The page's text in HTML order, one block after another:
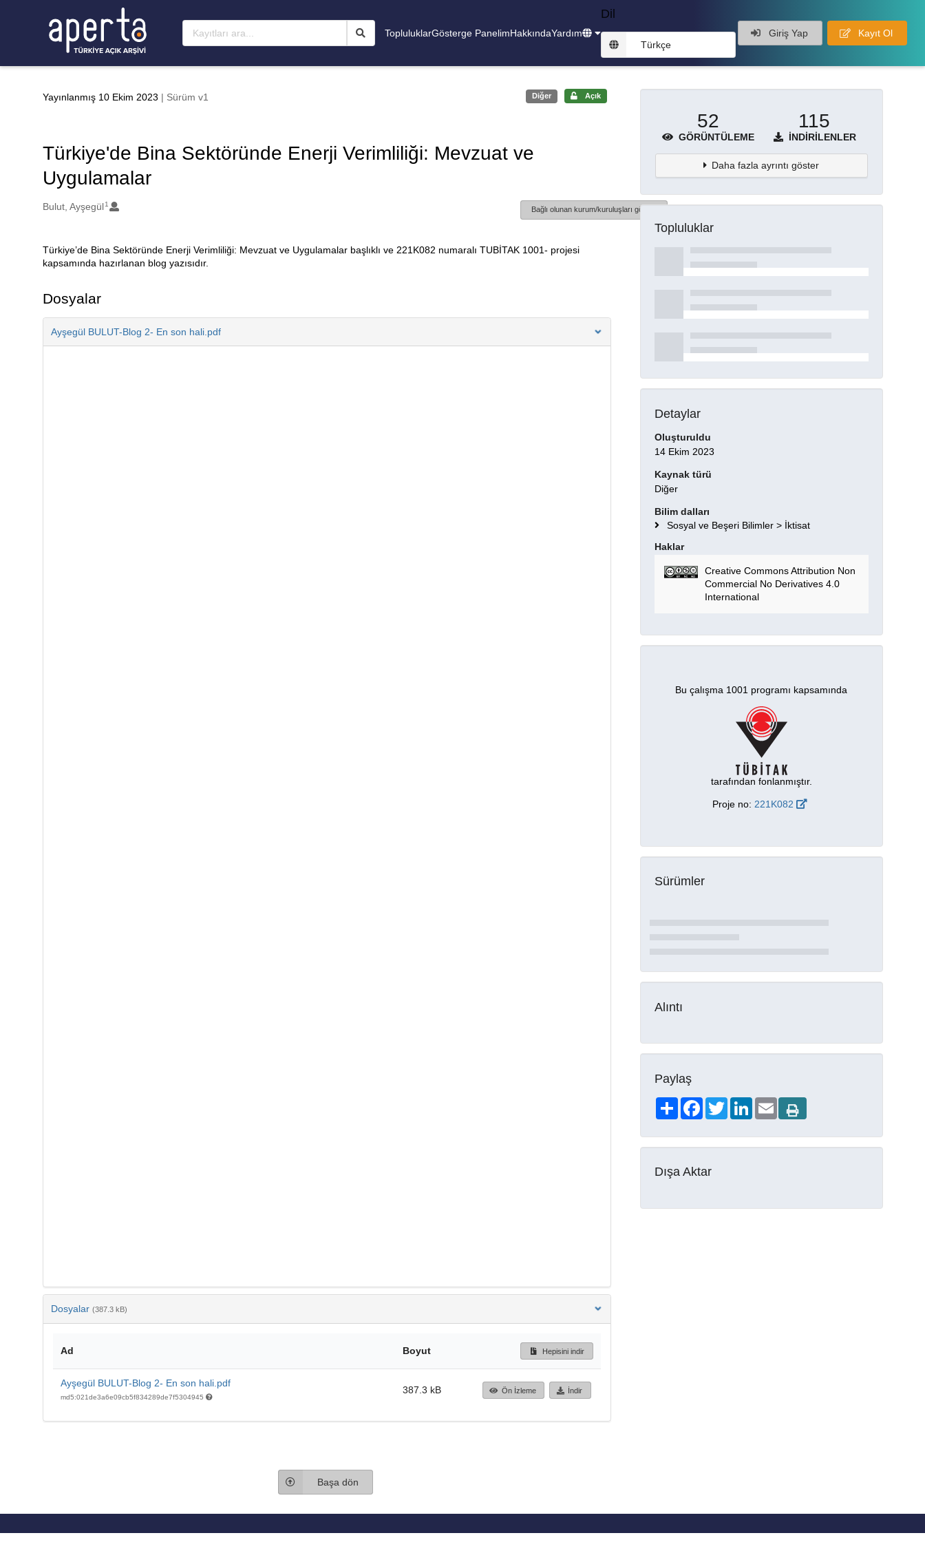
TopluluklarGösterge PanelimHakkındaYardım
Dil
Türkçe
Giriş Yap Kayıt Ol
Yayınlanmış 10 Ekim 2023 | Sürüm v1 Diğer Açık
Türkiye'de Bina Sektöründe Enerji Verimliliği: Mevzuat ve
Uygulamalar
Oluşturanlar
Bulut, Ayşegül 1
Bağlı olunan kurum/kuruluşları göster
Açıklama
Türkiye’de Bina Sektöründe Enerji Verimliliği: Mevzuat ve Uygulamalar başlıklı ve 221K082 numaralı TUBİTAK 1001- projesi
kapsamında hazırlanan blog yazısıdır.
Dosyalar
Ayşegül BULUT-Blog 2- En son hali.pdf
Dosyalar (387.3 kB)
Ad Boyut Hepisini indir
Ayşegül BULUT-Blog 2- En son hali.pdf
md5:021de3a6e09cb5f834289de7f5304945
387.3 kB Ön İzleme İndir
52
GÖRÜNTÜLEME
115
İNDIRILENLER
Daha fazla ayrıntı göster
Topluluklar
Detaylar
Oluşturuldu
14 Ekim 2023
Kaynak türü
Diğer
Bilim dalları
Sosyal ve Beşeri Bilimler > İktisat
Haklar
Creative Commons Attribution Non
Commercial No Derivatives 4.0
International
Bu çalışma 1001 programı kapsamında
tarafından fonlanmıştır.
Proje no: 221K082
Sürümler
Alıntı
Paylaş
ShareFacebook
TwitterLinkedIn
Email
Dışa Aktar
Başa dön